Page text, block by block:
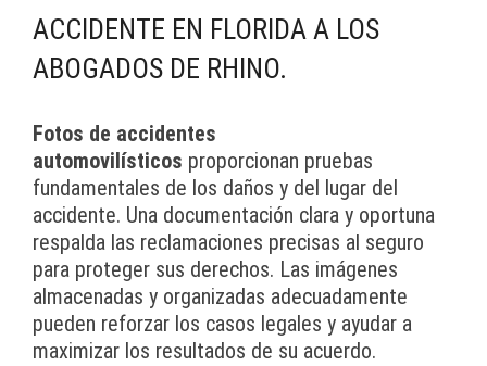
ACCIDENTE EN FLORIDA A LOS
ABOGADOS DE RHINO.
Fotos de accidentes
automovilísticos proporcionan pruebas
fundamentales de los daños y del lugar del
accidente. Una documentación clara y oportuna
respalda las reclamaciones precisas al seguro
para proteger sus derechos. Las imágenes
almacenadas y organizadas adecuadamente
pueden reforzar los casos legales y ayudar a
maximizar los resultados de su acuerdo.